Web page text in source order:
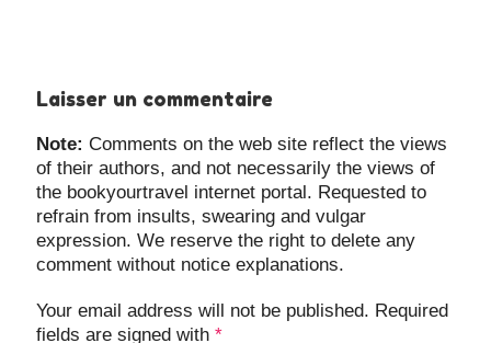
Laisser un commentaire
Note: Comments on the web site reflect the views
of their authors, and not necessarily the views of
the bookyourtravel internet portal. Requested to
refrain from insults, swearing and vulgar
expression. We reserve the right to delete any
comment without notice explanations.
Your email address will not be published. Required
fields are signed with*